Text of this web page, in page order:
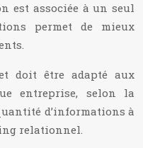
est associée à un seul
permet de mieux
doit être adapté aux
entreprise, selon la
d’informations à
relationnel.